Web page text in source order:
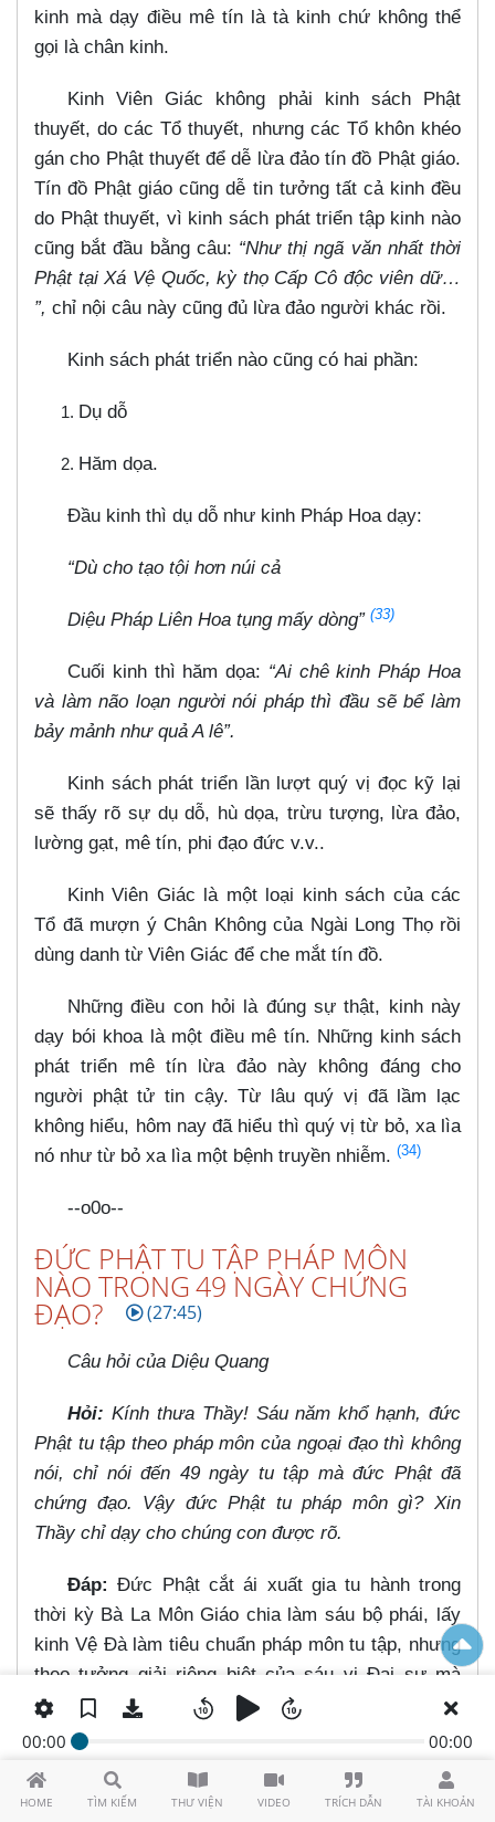
HOME TÌM KIẾM THƯ VIỆN VIDEO TRÍCH DẪN TÀI KHOẢN
00:00 00:00
kinh mà dạy điều mê tín là tà kinh chứ không thể
gọi là chân kinh.
Kinh Viên Giác không phải kinh sách Phật
thuyết, do các Tổ thuyết, nhưng các Tổ khôn khéo
gán cho Phật thuyết để dễ lừa đảo tín đồ Phật giáo.
Tín đồ Phật giáo cũng dễ tin tưởng tất cả kinh đều
do Phật thuyết, vì kinh sách phát triển tập kinh nào
cũng bắt đầu bằng câu: “Như thị ngã văn nhất thời
Phật tại Xá Vệ Quốc, kỳ thọ Cấp Cô độc viên dữ…​
”, chỉ nội câu này cũng đủ lừa đảo người khác rồi.
Kinh sách phát triển nào cũng có hai phần:
Dụ dỗ
Hăm dọa.
Đầu kinh thì dụ dỗ như kinh Pháp Hoa dạy:
“Dù cho tạo tội hơn núi cả
Diệu Pháp Liên Hoa tụng mấy dòng” (33)
Cuối kinh thì hăm dọa: “Ai chê kinh Pháp Hoa
và làm não loạn người nói pháp thì đầu sẽ bể làm
bảy mảnh như quả A lê”.
Kinh sách phát triển lần lượt quý vị đọc kỹ lại
sẽ thấy rõ sự dụ dỗ, hù dọa, trừu tượng, lừa đảo,
lường gạt, mê tín, phi đạo đức v.v..
Kinh Viên Giác là một loại kinh sách của các
Tổ đã mượn ý Chân Không của Ngài Long Thọ rồi
dùng danh từ Viên Giác để che mắt tín đồ.
Những điều con hỏi là đúng sự thật, kinh này
dạy bói khoa là một điều mê tín. Những kinh sách
phát triển mê tín lừa đảo này không đáng cho
người phật tử tin cậy. Từ lâu quý vị đã lầm lạc
không hiểu, hôm nay đã hiểu thì quý vị từ bỏ, xa lìa
nó như từ bỏ xa lìa một bệnh truyền nhiễm. (34)
--o0o--
ĐỨC PHẬT TU TẬP PHÁP MÔN
NÀO TRONG 49 NGÀY CHỨNG
ĐẠO? (27:45)
Câu hỏi của Diệu Quang
Hỏi: Kính thưa Thầy! Sáu năm khổ hạnh, đức
Phật tu tập theo pháp môn của ngoại đạo thì không
nói, chỉ nói đến 49 ngày tu tập mà đức Phật đã
chứng đạo. Vậy đức Phật tu pháp môn gì? Xin
Thầy chỉ dạy cho chúng con được rõ.
Đáp: Đức Phật cắt ái xuất gia tu hành trong
thời kỳ Bà La Môn Giáo chia làm sáu bộ phái, lấy
kinh Vệ Đà làm tiêu chuẩn pháp môn tu tập, nhưng
theo tưởng giải riêng biệt của sáu vị Đại sư mà
người đương thời gọi là Lục sư, nhưng sáu bộ phái
này được xem là một giai cấp Bà La Môn lãnh đạo
Sáu năm tu khổ hạnh, đức Phật đã thực hành